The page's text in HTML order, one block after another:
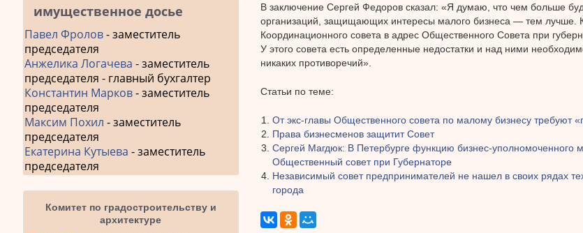
В заключение Сергей Федоров сказал: «Я думаю, что чем больше
организаций, защищающих интересы малого бизнеса — тем лучше.
Координационного совета в адрес Общественного Совета при
У этого совета есть определенные недостатки и над ними
никаких противоречий».
Статьи по теме:
От экс-главы Общественного совета по малому бизнесу требуют
Права бизнесменов защитит Совет
Сергей Магдюк: В Петербурге функцию бизнес-уполномоченного
Общественный совет при Губернаторе
Независимый совет предпринимателей не нашел в своих рядах
города
имущественное досье
Павел Фролов- заместитель
председателя
Анжелика Логачева - заместитель
председателя - главный бухгалтер
Константин Марков- заместитель
председателя
Максим Похил - заместитель
председателя
Екатерина Кутыева - заместитель
председателя
Комитет по градостроительству и
архитектуре